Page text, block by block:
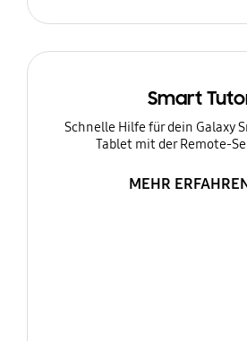
Smart
Schnelle Hilfe für dein Galaxy
Tablet mit der Remote-
MEHR